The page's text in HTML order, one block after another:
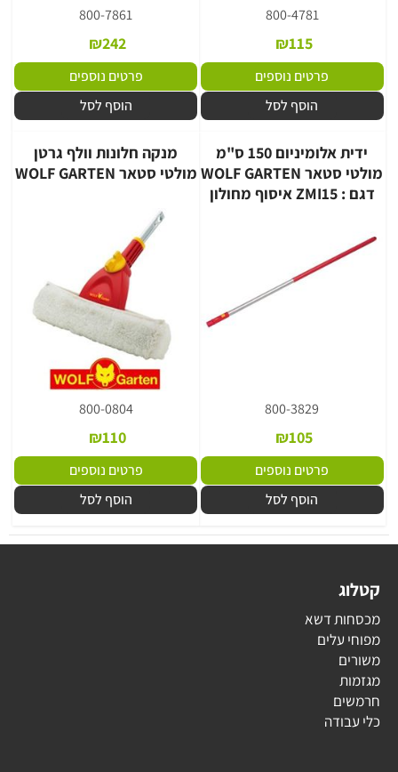
800-4781
₪115
פרטים נוספים
הוסף לסל
800-7861
₪242
פרטים נוספים
הוסף לסל
ידית אלומיניום 150 ס"מ
מולטי סטאר WOLF GARTEN
דגם : ZMI15 איסוף מחולון
800-3829
₪105
פרטים נוספים
הוסף לסל
מנקה חלונות וולף גרטן
מולטי סטאר WOLF GARTEN
800-0804
₪110
פרטים נוספים
הוסף לסל
קטלוג
מכסחות דשא
מפוחי עלים
משורים
מגזמות
חרמשים
כלי עבודה